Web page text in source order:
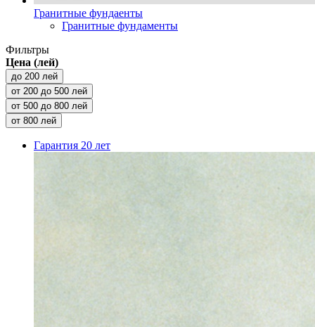
Гранитные фундаенты
Гранитные фундаменты
Фильтры
Цена (лей)
до 200 лей
от 200 до 500 лей
от 500 до 800 лей
от 800 лей
Гарантия 20 лет